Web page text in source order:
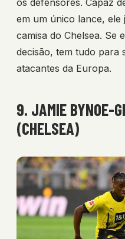
os defensores. Capaz
em um único lance, ele
camisa do Chelsea. Se
decisão, tem tudo para
atacantes da Europa.
9. JAMIE BYNOE-
(CHELSEA)